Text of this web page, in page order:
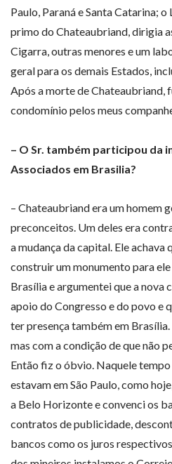
Paulo, Paraná e Santa Catarina;
primo do Chateaubriand, dirigia
Cigarra, outras menores e um
geral para os demais Estados,
Após a morte de Chateaubriand,
condomínio pelos meus
– O Sr. também participou da
Associados em Brasilia?
– Chateaubriand era um homem
preconceitos. Um deles era
a mudança da capital. Ele achava
construir um monumento para
Brasília e argumentei que a nova
apoio do Congresso e do povo e
ter presença também em
mas com a condição de que não
Então fiz o óbvio. Naquele
estavam em São Paulo, como
a Belo Horizonte e convenci os
contratos de publicidade,
bancos como os juros